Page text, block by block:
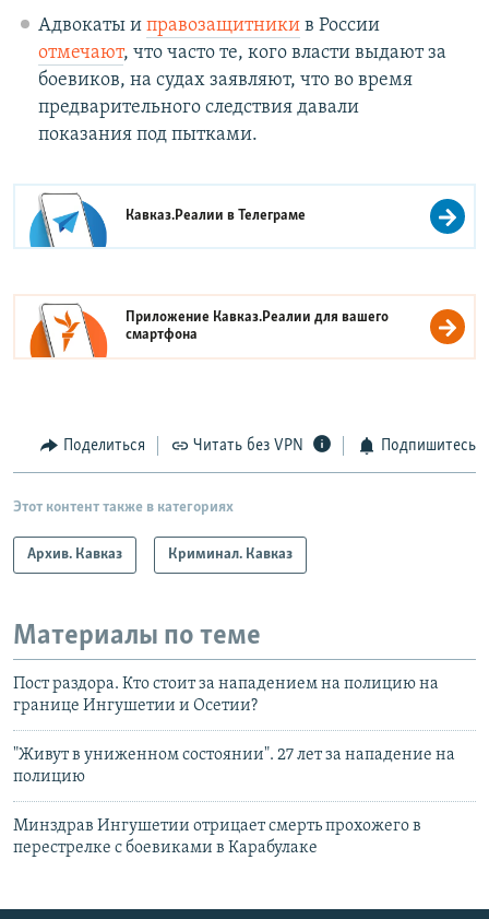
Адвокаты и правозащитникив России
отмечают, что часто те, кого власти выдают за
боевиков, на судах заявляют, что во время
предварительного следствия давали
показания под пытками.
Кавказ.Реалии вТелеграме
Приложение Кавказ.Реалии для вашего
смартфона
Поделиться Читать без VPN Подпишитесь
Этот контент также в категориях
Архив. Кавказ Криминал. Кавказ
Материалы по теме
Пост раздора. Кто стоит за нападением на полицию на
границе Ингушетии и Осетии?
"Живут в униженном состоянии". 27 лет за нападение на
полицию
Минздрав Ингушетии отрицает смерть прохожего в
перестрелке с боевиками в Карабулаке